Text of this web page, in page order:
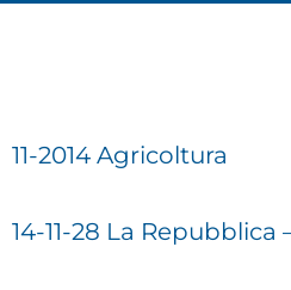
11-2014 Agricoltura
14-11-28 La Repubblica